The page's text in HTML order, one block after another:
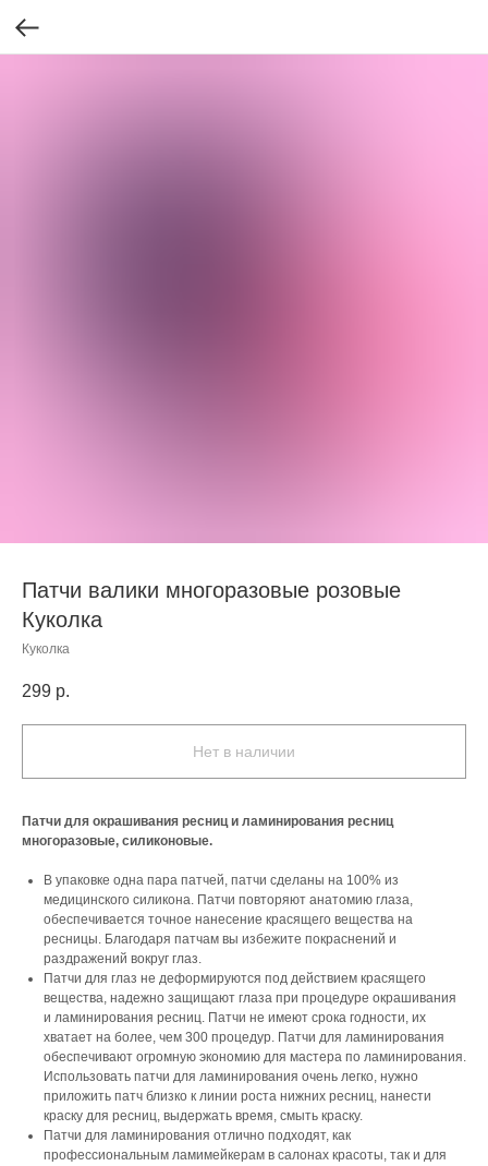
Патчи валики многоразовые розовые
Куколка
Куколка
299 р.
Нет в наличии
Патчи для окрашивания ресниц и ламинирования ресниц
многоразовые, силиконовые.
В упаковке одна пара патчей, патчи сделаны на 100% из
медицинского силикона. Патчи повторяют анатомию глаза,
обеспечивается точное нанесение красящего вещества на
ресницы. Благодаря патчам вы избежите покраснений и
раздражений вокруг глаз.
Патчи для глаз не деформируются под действием красящего
вещества, надежно защищают глаза при процедуре окрашивания
и ламинирования ресниц. Патчи не имеют срока годности, их
хватает на более, чем 300 процедур. Патчи для ламинирования
обеспечивают огромную экономию для мастера по ламинирования.
Использовать патчи для ламинирования очень легко, нужно
приложить патч близко к линии роста нижних ресниц, нанести
краску для ресниц, выдержать время, смыть краску.
Патчи для ламинирования отлично подходят, как
профессиональным ламимейкерам в салонах красоты, так и для